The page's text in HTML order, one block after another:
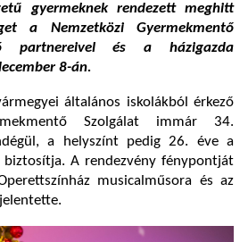
gyermeknek rendezett meghitt
a Nemzetközi Gyermekmentő
partnereivel és a házigazda
8-án.
általános iskolákból érkező
Szolgálat immár 34.
a helyszínt pedig 26. éve a
biztosítja. A rendezvény fénypontját
musicalműsora és az